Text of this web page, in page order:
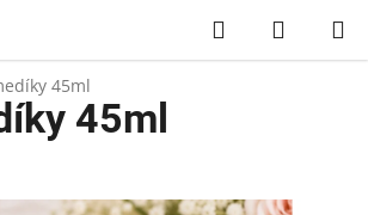
Hľadať
KOŠÍK
45ml
45ml